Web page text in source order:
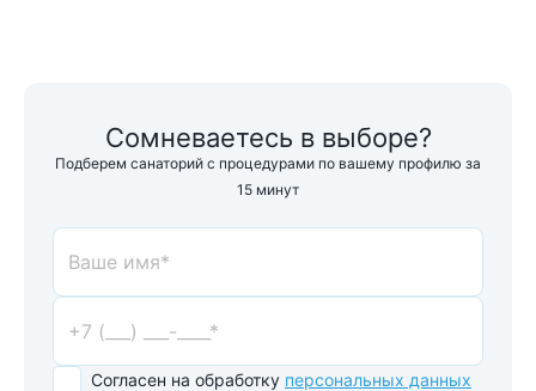
Сомневаетесь в выборе?
Подберем санаторий с процедурами по вашему профилю за
15 минут
Согласен на обработку персональных данных